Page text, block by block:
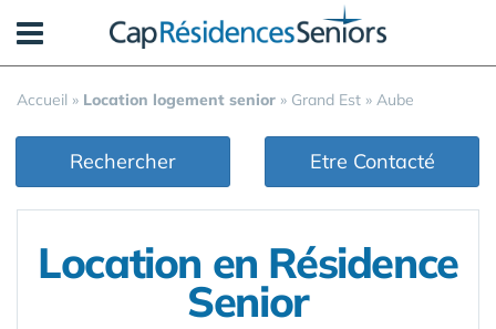
Accueil » Location logement senior » Grand Est » Aube
Rechercher Etre Contacté
Location en Résidence
Senior